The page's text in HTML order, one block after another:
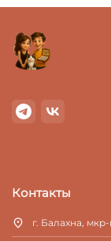
Контакты
г. Балахна,